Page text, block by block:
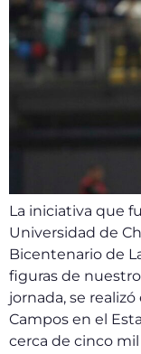
La iniciativa que
Universidad de
Bicentenario de
figuras de
jornada, se
Campos en el
cerca de cinco mil